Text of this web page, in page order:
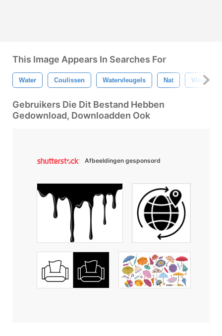
This Image Appears In Searches For
Water Coulissen Watervleugels Nat Vloeistof
Gebruikers Die Dit Bestand Hebben
Gedownload, Downloadden Ook
Afbeeldingen gesponsord